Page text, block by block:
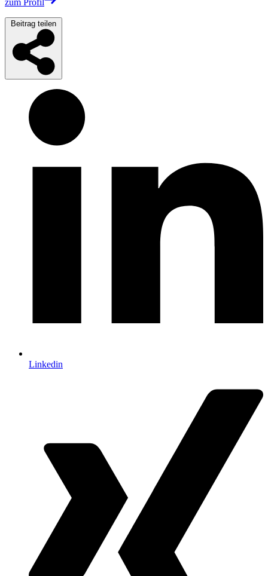
Beitrag teilen
Linkedin